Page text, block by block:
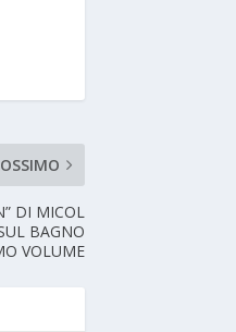
DI MICOL
BAGNO
VOLUME